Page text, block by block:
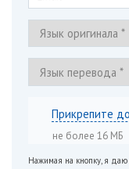
Прикрепите
не более 16 МБ
Нажимая на кнопку, я даю